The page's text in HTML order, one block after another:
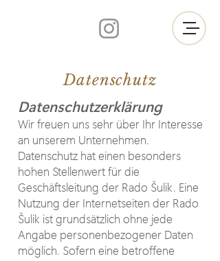
Datenschutz
Datenschutzerklärung
Wir freuen uns sehr über Ihr Interesse
an unserem Unternehmen.
Datenschutz hat einen besonders
hohen Stellenwert für die
Geschäftsleitung der Rado Šulik. Eine
Nutzung der Internetseiten der Rado
Šulik ist grundsätzlich ohne jede
Angabe personenbezogener Daten
möglich. Sofern eine betroffene